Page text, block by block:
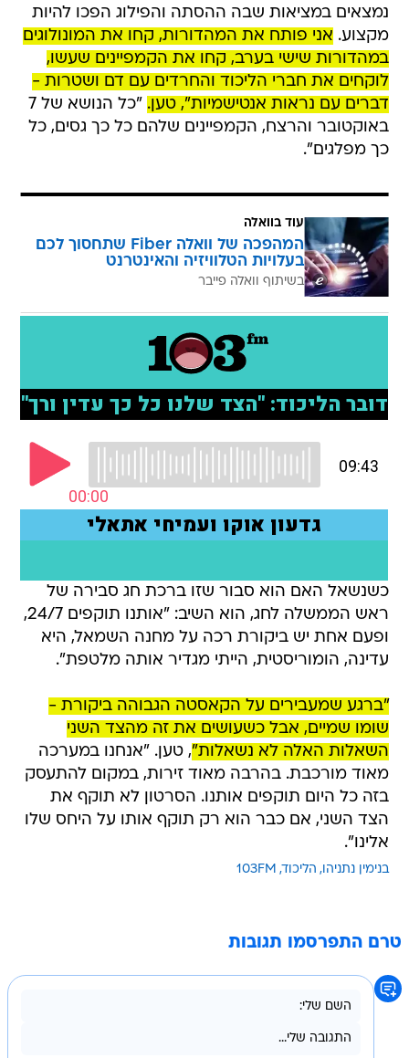
נמצאים במציאות שבה ההסתה והפילוג הפכו להיות
מקצוע. אני פותח את המהדורות, קחו את המונולוגים
במהדורות שישי בערב, קחו את הקמפיינים שעשו,
לוקחים את חברי הליכוד והחרדים עם דם ושטרות -
דברים עם נראות אנטישמיות", טען.
"כל הנושא של 7
באוקטובר והרצח, הקמפיינים שלהם כל כך גסים, כל
כך מפלגים".
עוד בוואלה
המהפכה של וואלה Fiber שתחסוך לכם
בעלויות הטלוויזיה והאינטרנט
בשיתוף וואלה פייבר
כשנשאל האם הוא סבור שזו ברכת חג סבירה של
ראש הממשלה לחג, הוא השיב: "אותנו תוקפים 24/7,
ופעם אחת יש ביקורת רכה על מחנה השמאל, היא
עדינה, הומוריסטית, הייתי מגדיר אותה מלטפת".
"ברגע שמעבירים על הקאסטה הגבוהה ביקורת -
שומו שמיים, אבל כשעושים את זה מהצד השני
השאלות האלה לא נשאלות", טען. "אנחנו במערכה
מאוד מורכבת. בהרבה מאוד זירות, במקום להתעסק
בזה כל היום תוקפים אותנו. הסרטון לא תוקף את
הצד השני, אם כבר הוא רק תוקף אותו על היחס שלו
אלינו".
בנימין נתניהו הליכוד 103FM
טרם התפרסמו תגובות